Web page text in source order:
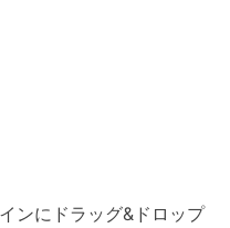
ンにドラッグ&ドロップ